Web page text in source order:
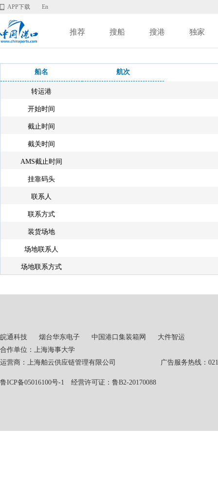
APP下载 En
推荐 搜船 搜港 独家
船名 航次
转运港
开始时间
截止时间
截关时间
AMS截止时间
挂靠码头
联系人
联系方式
装货场地
场地联系人
场地联系方式
皖通科技 烟台华东电子 中国港口集装箱网
大件智运
合作单位：上海海事大学
运营商：上海舶云供应链管理有限公司 广告服务热线：021-
鲁ICP备05016100号-1 经营许可证：鲁B2-20170088